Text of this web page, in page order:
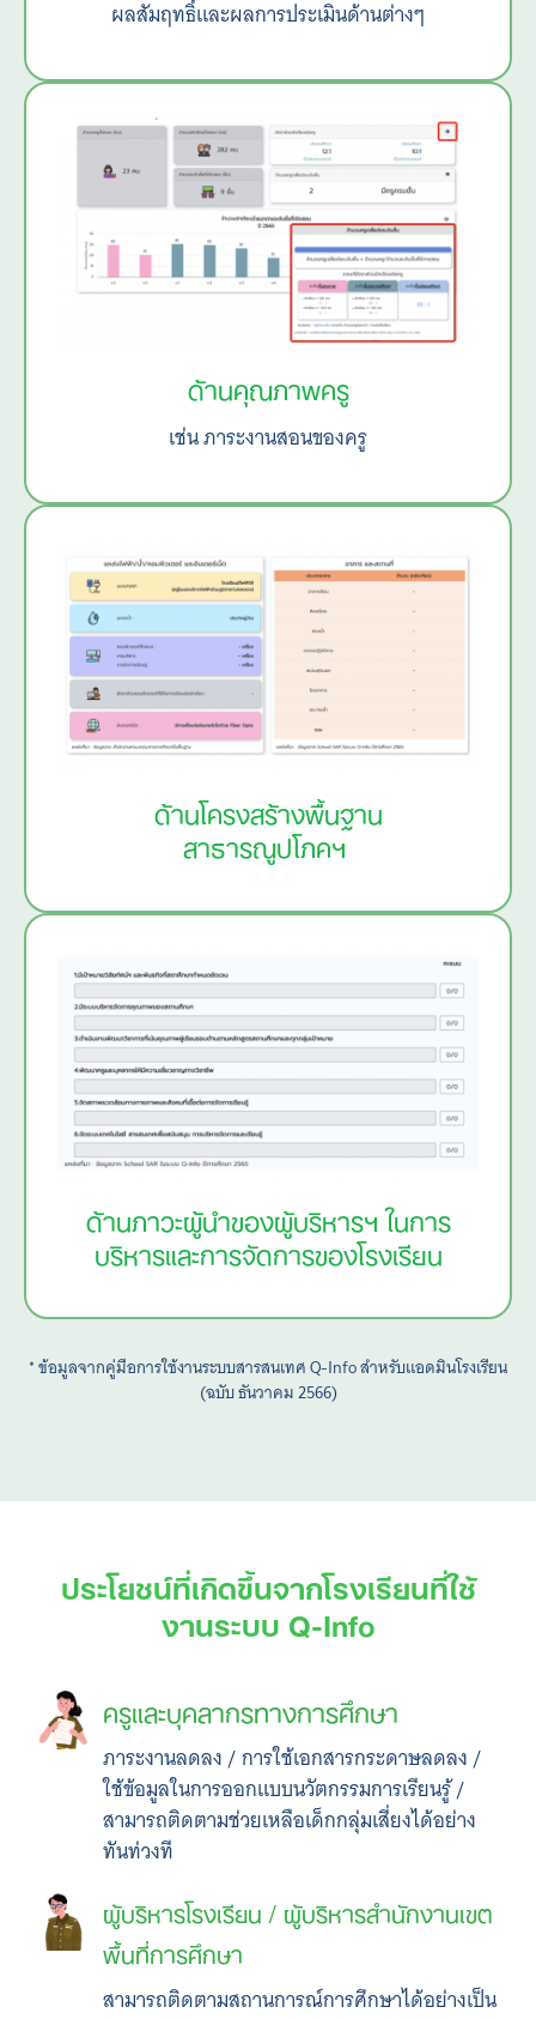
ผลสัมฤทธิ์และผลการประเมินด้านต่างๆ
ด้านคุณภาพครู
เช่น ภาระงานสอนของครู
ด้านโครงสร้างพื้นฐาน
สาธารณูปโภคฯ
ด้านภาวะผู้นำของผู้บริหารฯ ในการ
บริหารและการจัดการของโรงเรียน
* ข้อมูลจากคู่มือการใช้งานระบบสารสนเทศ Q-Info สำหรับแอดมินโรงเรียน
(ฉบับ ธันวาคม 2566)
ประโยชน์ที่เกิดขึ้นจากโรงเรียนที่ใช้
งานระบบ Q-Info
ครูและบุคลากรทางการศึกษา
ภาระงานลดลง / การใช้เอกสารกระดาษลดลง /
ใช้ข้อมูลในการออกแบบนวัตกรรมการเรียนรู้ /
สามารถติดตามช่วยเหลือเด็กกลุ่มเสี่ยงได้อย่าง
ทันท่วงที
ผู้บริหารโรงเรียน / ผู้บริหารสำนักงานเขต
พื้นที่การศึกษา
สามารถติดตามสถานการณ์การศึกษาได้อย่างเป็น